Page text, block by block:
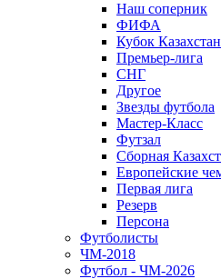
Наш соперник
ФИФА
Кубок
Премьер-лига
СНГ
Другое
Звезды футбола
Мастер-Класс
Футзал
Сборная
Европейские
Первая лига
Резерв
Персона
Футболисты
ЧМ-2018
Футбол - ЧМ-2026